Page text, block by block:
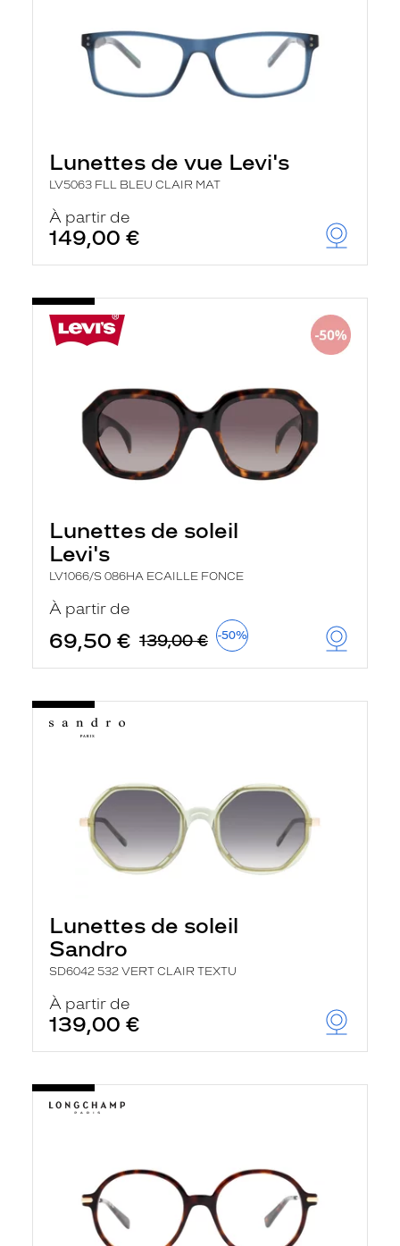
Lunettes de vue Levi's
LV5063 FLL BLEU CLAIR MAT
À partir de
149,00 €
Lunettes de soleil
Levi's
LV1066/S 086HA ECAILLE FONCE
À partir de
69,50 € 139,00 € -50%
Lunettes de soleil
Sandro
SD6042 532 VERT CLAIR TEXTU
À partir de
139,00 €